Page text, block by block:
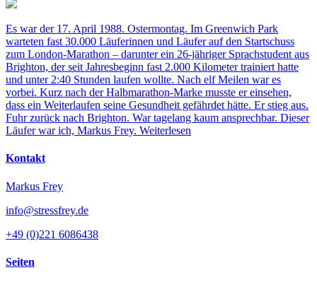
Es war der 17. April 1988. Ostermontag. Im Greenwich Park
warteten fast 30.000 Läuferinnen und Läufer auf den Startschuss
zum London-Marathon – darunter ein 26-jähriger Sprachstudent aus
Brighton, der seit Jahresbeginn fast 2.000 Kilometer trainiert hatte
und unter 2:40 Stunden laufen wollte. Nach elf Meilen war es
vorbei. Kurz nach der Halbmarathon-Marke musste er einsehen,
dass ein Weiterlaufen seine Gesundheit gefährdet hätte. Er stieg aus.
Fuhr zurück nach Brighton. War tagelang kaum ansprechbar. Dieser
Läufer war ich, Markus Frey. Weiterlesen
Kontakt
Markus Frey
info@stressfrey.de
+49 (0)221 6086438
Seiten